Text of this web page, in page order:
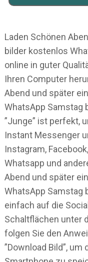
Laden Schönen
bilder kostenlos
online in guter
Ihren Computer
Abend und später
WhatsApp Samstag
”Junge” ist perfekt,
Instant Messenger
Instagram,
Whatsapp und
Abend und später
WhatsApp Samstag
einfach auf die
Schaltflächen unter
folgen Sie den
”Download Bild”,